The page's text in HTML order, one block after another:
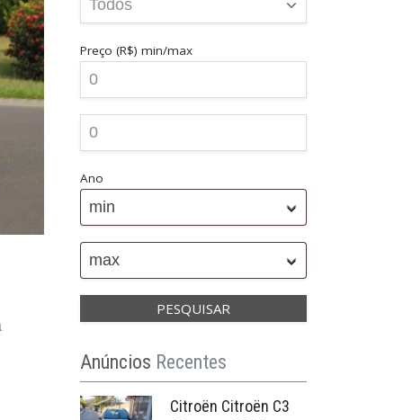
Preço (R$) min/max
Ano
min
max
Anúncios Recentes
Citroën Citroën C3